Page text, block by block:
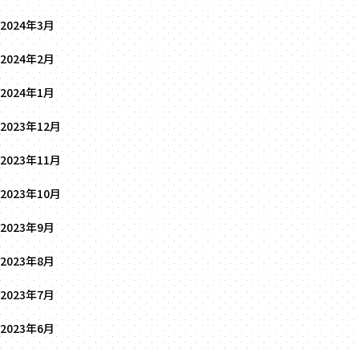
2024年3月
2024年2月
2024年1月
2023年12月
2023年11月
2023年10月
2023年9月
2023年8月
2023年7月
2023年6月